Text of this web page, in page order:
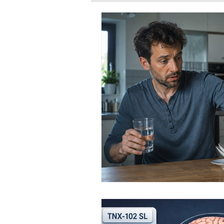
ΜΟΝΟΚΛΩΝΙΚΑ ΑΝΤΙΣΩΜΑΤΑ
ΜΥΪΚΕΣ ΔΥΣΤΡΟΦΙΕΣ
ΠΟΝΟΣ ΕΠΙΛΗΨΙΑ
ΣΚΛΗΡΥΝΣΗ ΚΑΤΑ ΠΛΑΚΑΣ
ΝΕΥΡΟΣΑΡΚΟΕΙΔΩΣΗ BTK